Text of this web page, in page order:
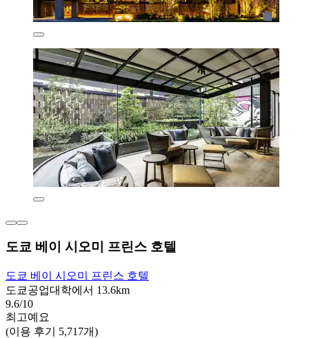
도쿄 베이 시오미 프린스 호텔
도쿄 베이 시오미 프린스 호텔
도쿄공업대학에서 13.6km
9.6/10
최고예요
(이용 후기 5,717개)